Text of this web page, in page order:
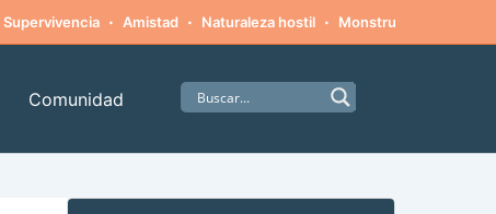
Supervivencia · Amistad · Naturaleza hostil · Monstruos
Comunidad